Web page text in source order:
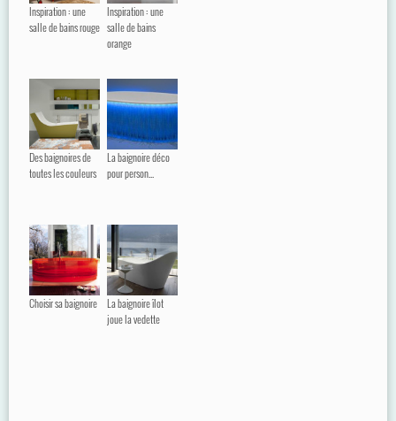
Inspiration : une
salle de bains rouge
Inspiration : une
salle de bains
orange
Des baignoires de
toutes les couleurs
La baignoire déco
pour person...
Choisir sa baignoire
La baignoire îlot
joue la vedette